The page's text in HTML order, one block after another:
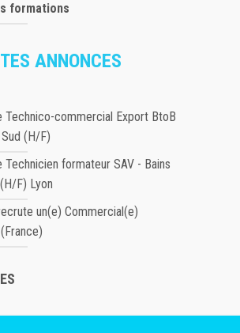
formations
ANNONCES
Technico-commercial Export BtoB
Sud (H/F)
Technicien formateur SAV - Bains
F) Lyon
un(e) Commercial(e)